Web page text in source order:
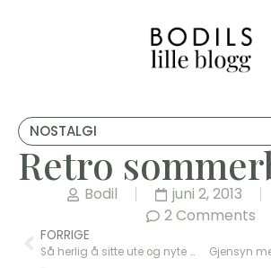
NOSTALGI
Retro
Bodil juni 2, 2013
2 Comments
FORRIGE
Så herlig å sitte ute og nyte maikvelden Gjensyn